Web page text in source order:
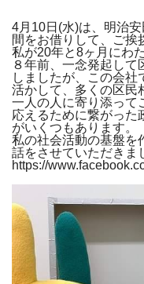
4月10日(水)は、明治
間をお借りして、ご挨
私が20年と8ヶ月にわ
８年前、一念発起し
しましたが、この会社
活かして、多くの区民
一人の人に寄り添って
応えるために繋がった
がいくつもあります。
私の社会活動の基盤を
話をさせていただきま
https://